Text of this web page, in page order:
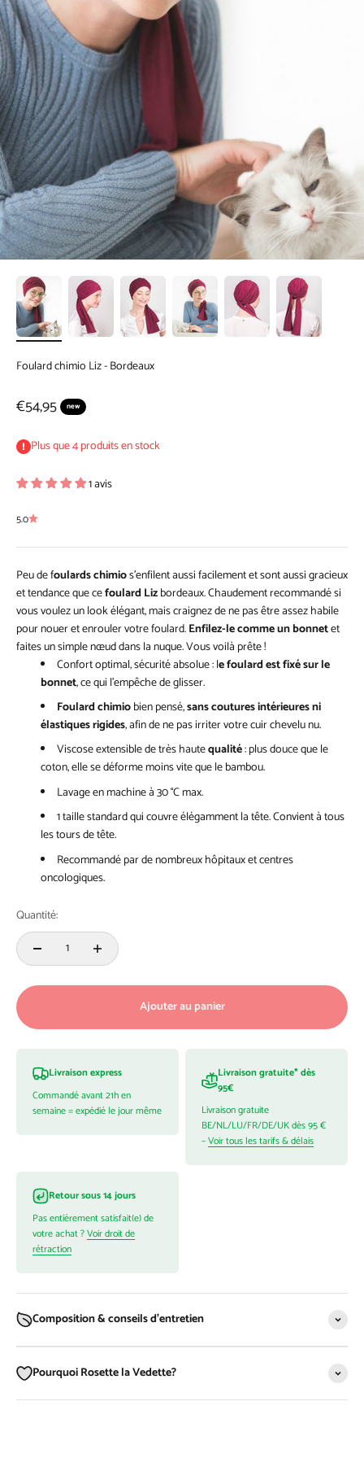
Foulard chimio Liz - Bordeaux
Prix de vente
€54,95 new
Plus que 4 produits en stock
1 avis
5.0
Peu de foulards chimios’enfilent aussi facilement et sont aussi gracieux
et tendance que cefoulard Lizbordeaux. Chaudement recommandé si
vous voulez un look élégant, mais craignez de ne pas être assez habile
pour nouer et enrouler votre foulard.Enfilez-le comme un bonnetet
faites un simple nœud dans la nuque. Vous voilà prête !
Confort optimal, sécurité absolue : le foulard est fixé sur le
bonnet, ce qui l’empêche de glisser.
Foulard chimiobien pensé,sans coutures intérieures ni
élastiques rigides, afin de ne pas irriter votre cuir chevelu nu.
Viscose extensible de très hautequalité: plus douce que le
coton, elle se déforme moins vite que le bambou.
Lavage en machine à 30 °C max.
1 taille standard qui couvre élégamment la tête. Convient à tous
les tours de tête.
Recommandé par de nombreux hôpitaux et centres
oncologiques.
Quantité:
Ajouter au panier
Livraison express
Commandé avant 21h en
semaine = expédié le jour même
Livraison gratuite* dès
95€
Livraison gratuite
BE/NL/LU/FR/DE/UK dès 95 €
–Voir tous les tarifs & délais
Retour sous 14 jours
Pas entièrement satisfait(e) de
votre achat ?Voir droit de
rétraction
Composition & conseils d'entretien
Pourquoi Rosette la Vedette?